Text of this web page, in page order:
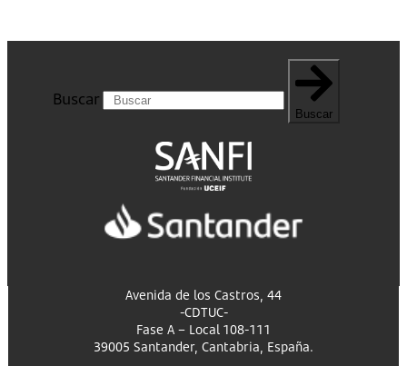
Buscar
Buscar
Avenida de los Castros, 44
-CDTUC-
Fase A – Local 108-111
39005 Santander, Cantabria, España.